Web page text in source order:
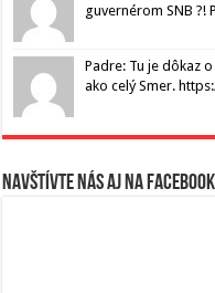
guvernérom SNB ?!
Padre: Tu je dôkaz
ako celý Smer.
Navštívte nás aj na